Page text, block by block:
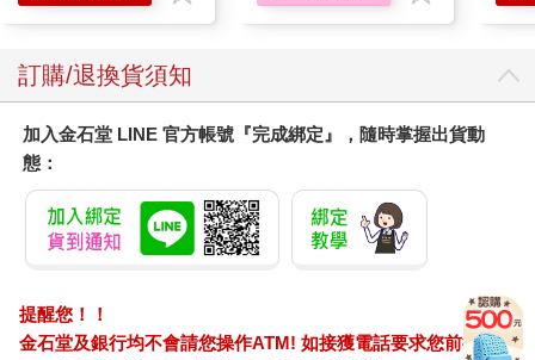
訂購/退換貨須知
加入金石堂 LINE 官方帳號『完成綁定』，隨時掌握出貨動
態：
提醒您！！
金石堂及銀行均不會請您操作ATM! 如接獲電話要求您前往